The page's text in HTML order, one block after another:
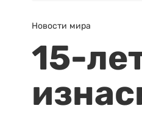
Новости мира
15-